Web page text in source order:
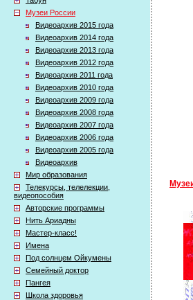
Музеи России
Видеоархив 2015 года
Видеоархив 2014 года
Видеоархив 2013 года
Видеоархив 2012 года
Видеоархив 2011 года
Видеоархив 2010 года
Видеоархив 2009 года
Видеоархив 2008 года
Видеоархив 2007 года
Видеоархив 2006 года
Видеоархив 2005 года
Видеоархив
Мир образования
Телекурсы, телелекции,
видеопособия
Авторские программы
Нить Ариадны
Мастер-класс!
Имена
Под солнцем Ойкумены
Семейный доктор
Пангея
Школа здоровья